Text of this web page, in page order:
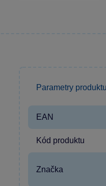
Parametry produktu
EAN
Kód produktu
Značka